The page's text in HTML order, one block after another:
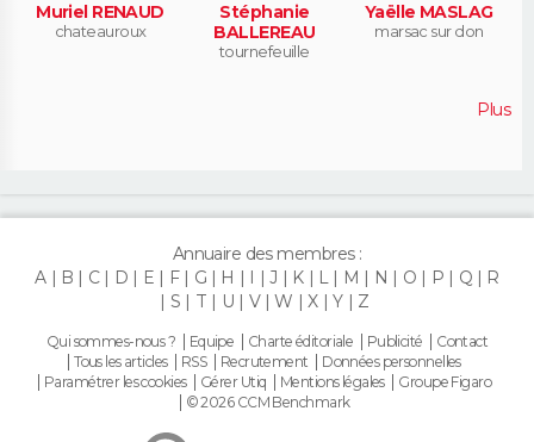
Muriel RENAUD
chateauroux
Stéphanie
BALLEREAU
tournefeuille
Yaëlle MASLAG
marsac sur don
Plus
Annuaire des membres :
A
B C D E F G H I J K L M N O P Q
R
S
T U V W X Y Z
Qui sommes-nous ? Equipe Charte éditoriale Publicité
Contact
Tous les articles
RSS Recrutement
Données personnelles
Paramétrer les cookies
Gérer Utiq Mentions légales
Groupe Figaro
© 2026 CCM Benchmark